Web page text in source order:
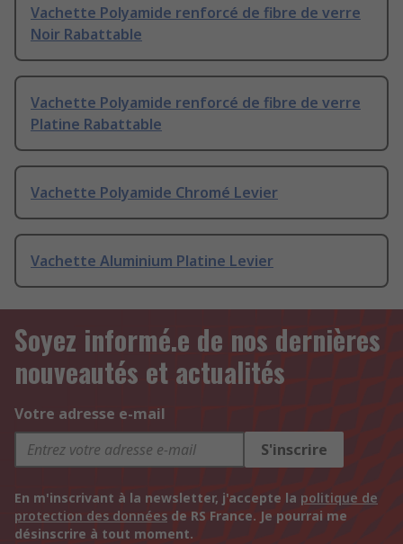
Vachette Polyamide renforcé de fibre de verre
Noir Rabattable
Vachette Polyamide renforcé de fibre de verre
Platine Rabattable
Vachette Polyamide Chromé Levier
Vachette Aluminium Platine Levier
Soyez informé.e de nos dernières
nouveautés et actualités
Votre adresse e-mail
S'inscrire
En m'inscrivant à la newsletter, j'accepte la politique de
protection des données de RS France. Je pourrai me
désinscrire à tout moment.